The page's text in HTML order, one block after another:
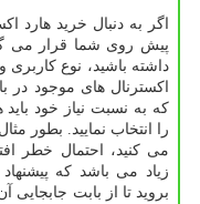
پیش روی شما قرار می
داشته باشید، نوع کاربری
اکسترنال های موجود در
که به نسبت نیاز خود
را انتخاب نمایید. بطور
می کنید، احتمال خطر
زیاد می باشد که
بروید تا از بابت جابجایی